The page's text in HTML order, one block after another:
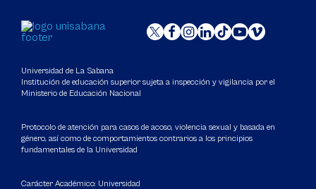
Universidad de La Sabana
Institución de educación superior sujeta a inspección y vigilancia por el
Ministerio de Educación Nacional
Protocolo de atención para casos de acoso, violencia sexual y basada en
género, así como de comportamientos contrarios a los principios
fundamentales de la Universidad
Carácter Académico: Universidad